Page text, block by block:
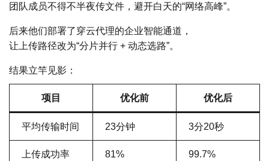
团队成员不得不半夜传文件，避开白天的“网络高峰”。
后来他们部署了穿云代理的企业智能通道，
让上传路径改为“分片并行 + 动态选路”。
结果立竿见影：
项目 优化前 优化后
平均传输时间 23分钟 3分20秒
上传成功率 81% 99.7%